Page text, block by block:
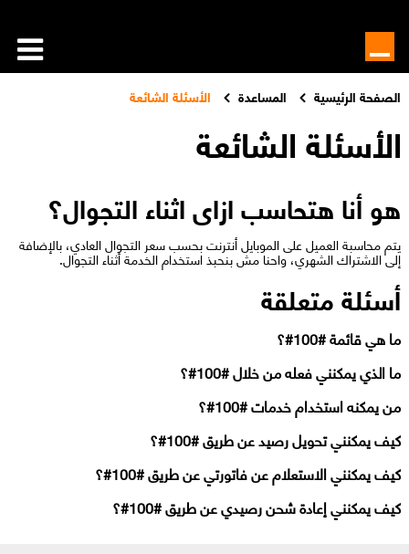
الصفحة الرئيسية المساعدة الأسئلة الشائعة
الأسئلة الشائعة
هو أنا هتحاسب ازاى اثناء التجوال؟
يتم محاسبة العميل على الموبايل أنترنت بحسب سعر التجوال العادي، بالإضافة
إلى الاشتراك الشهري، واحنا مش بنحبذ استخدام الخدمة أثناء التجوال.​
أسئلة متعلقة
ما هي قائمة #100#؟
ما الذي يمكنني فعله من خلال #100#؟
من يمكنه استخدام خدمات #100#؟
كيف يمكنني تحويل رصيد عن طريق #100#؟
كيف يمكنني الاستعلام عن فاتورتي عن طريق #100#؟
كيف يمكنني إعادة شحن رصيدي عن طريق #100#؟